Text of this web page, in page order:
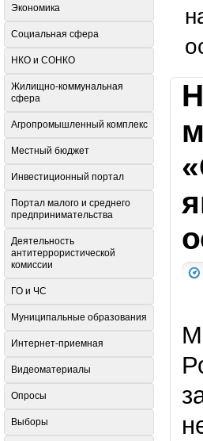
Экономика
Социальная сфера
НКО и СОНКО
Жилищно-коммунальная
сфера
Агропромышленный комплекс
Местный бюджет
Инвестиционный портал
Портал малого и среднего
предпринимательства
Деятельность
антитеррористической
комиссии
ГО и ЧС
Муниципальные образования
Интернет-приемная
Видеоматериалы
Опросы
Выборы